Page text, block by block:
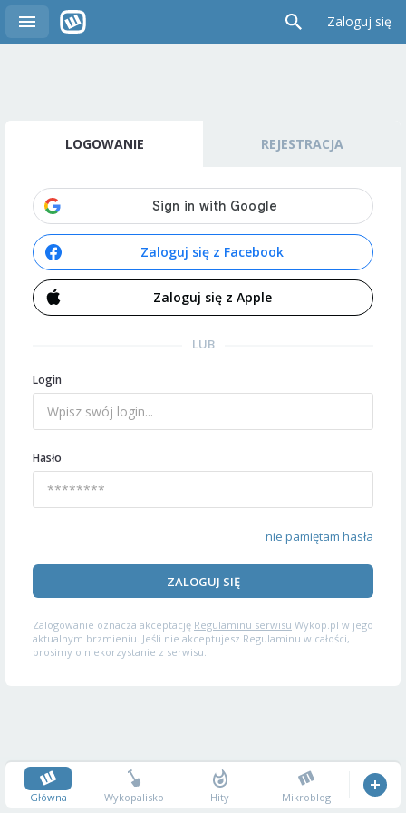
Zaloguj się
LOGOWANIE REJESTRACJA
Zaloguj się z Facebook
Zaloguj się z Apple
LUB
Login
Hasło
nie pamiętam hasła
ZALOGUJ SIĘ
Zalogowanie oznacza akceptację Regulaminu serwisu Wykop.pl w jego
aktualnym brzmieniu. Jeśli nie akceptujesz Regulaminu w całości,
prosimy o niekorzystanie z serwisu.
Główna Wykopalisko Hity Mikroblog